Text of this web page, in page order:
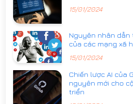
15/01/2024
Nguyên nhân
của các mạng xã
15/01/2024
Chiến lược AI của
nguyên mới cho
triển